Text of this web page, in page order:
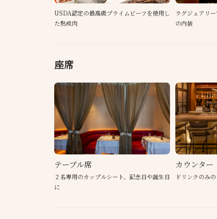
USDA認定の最高級プライムビーフを使用し
た熟成肉
ラグジュアリ
の内装
座席
テーブル席
２名専用のカップルシート、記念日や誕生日
に
カウンター
ドリンクのみ